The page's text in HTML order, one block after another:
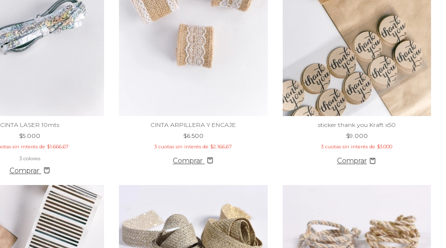
CINTA LASER 10mts
$5.000
sin interés de $1.666,67
3 colores
Comprar
CINTA ARPILLERA Y ENCAJE
$6.500
3 cuotas sin interés de $2.166,67
Comprar
sticker thank you Kraft x50
$9.000
3 cuotas sin interés de $3.000